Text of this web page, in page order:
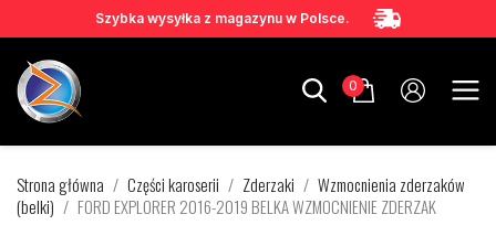
Szybka wysyłka z magazynu w Polsce.
0
Strona główna Części karoserii Zderzaki
Wzmocnienia zderzaków
(belki)
FORD EXPLORER 2016-2019 BELKA WZMOCNIENIE ZDERZAK